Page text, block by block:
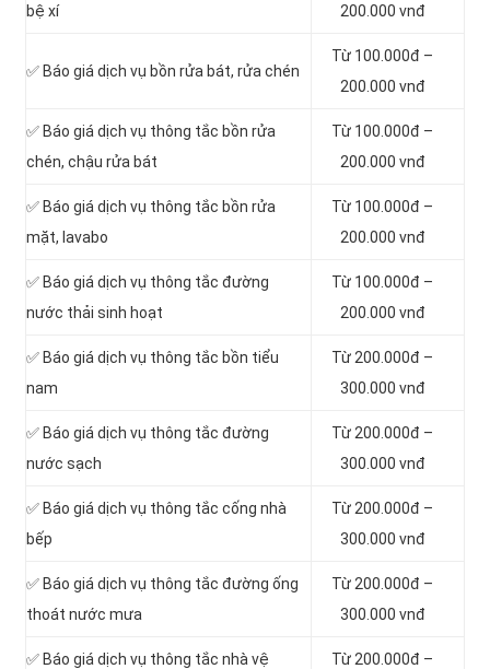
bệ xí
200.000 vnđ
✅ Báo giá dịch vụ bồn rửa bát, rửa chén
Từ 100.000đ –
200.000 vnđ
✅ Báo giá dịch vụ thông tắc bồn rửa
chén, chậu rửa bát
Từ 100.000đ –
200.000 vnđ
✅ Báo giá dịch vụ thông tắc bồn rửa
mặt, lavabo
Từ 100.000đ –
200.000 vnđ
‎✅ Báo giá dịch vụ thông tắc đường
nước thải sinh hoạt
Từ 100.000đ –
200.000 vnđ
✅ Báo giá dịch vụ thông tắc bồn tiểu
nam
Từ 200.000đ –
300.000 vnđ
✅ Báo giá dịch vụ thông tắc đường
nước sạch
Từ 200.000đ –
300.000 vnđ
✅ Báo giá dịch vụ thông tắc cống nhà
bếp
Từ 200.000đ –
300.000 vnđ
✅ Báo giá dịch vụ thông tắc đường ống
thoát nước mưa
Từ 200.000đ –
300.000 vnđ
✅ Báo giá dịch vụ thông tắc nhà vệ
Từ 200.000đ –